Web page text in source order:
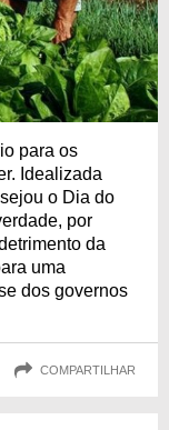
para os
Idealizada
o Dia do
por
da
uma
dos governos
COMPARTILHAR